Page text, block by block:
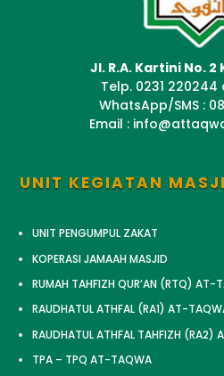
Jl. R.A. Kartini No.
Telp. 0231
WhatsApp/SMS :
Email :
UNIT KEGIATAN
UNIT PENGUMPUL ZAKAT
KOPERASI JAMAAH MASJID
RUMAH TAHFIZH QUR’AN (RTQ) AT-
RAUDHATUL ATHFAL (RA1) AT-
RAUDHATUL ATHFAL TAHFIZH (RA2)
TPA – TPQ AT-TAQWA